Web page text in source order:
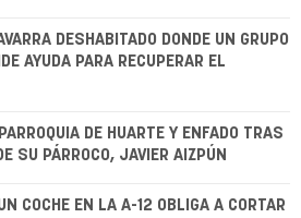
DESHABITADO DONDE UN GRUPO
AYUDA PARA RECUPERAR EL
DE HUARTE Y ENFADO TRAS
SU PÁRROCO, JAVIER AIZPÚN
COCHE EN LA A-12 OBLIGA A CORTAR